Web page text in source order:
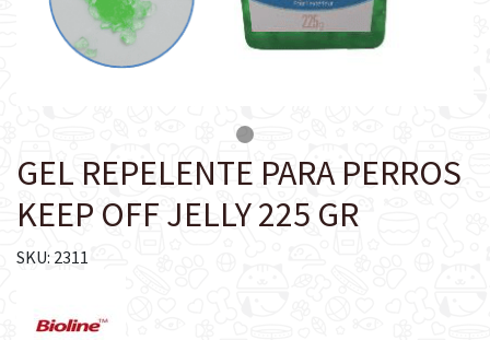
GEL REPELENTE PARA PERROS
KEEP OFF JELLY 225 GR
SKU: 2311